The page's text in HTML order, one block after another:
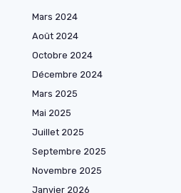
Mars 2024
Août 2024
Octobre 2024
Décembre 2024
Mars 2025
Mai 2025
Juillet 2025
Septembre 2025
Novembre 2025
Janvier 2026